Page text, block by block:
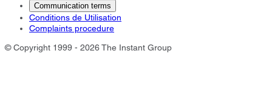
Communication terms
Conditions de Utilisation
Complaints procedure
© Copyright 1999 - 2026 The Instant Group